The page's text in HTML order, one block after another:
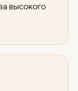
высокого